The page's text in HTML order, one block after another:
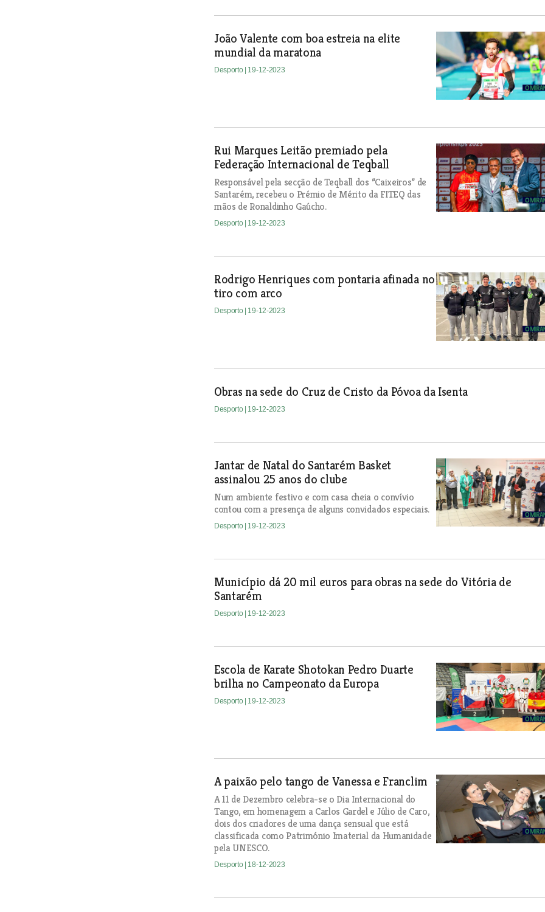
João Valente com boa estreia na elite
mundial da maratona
Desporto | 19-12-2023
Rui Marques Leitão premiado pela
Federação Internacional de Teqball
Responsável pela secção de Teqball dos “Caixeiros” de
Santarém, recebeu o Prémio de Mérito da FITEQ das
mãos de Ronaldinho Gaúcho.
Desporto | 19-12-2023
Rodrigo Henriques com pontaria afinada no
tiro com arco
Desporto | 19-12-2023
Obras na sede do Cruz de Cristo da Póvoa da Isenta
Desporto | 19-12-2023
Jantar de Natal do Santarém Basket
assinalou 25 anos do clube
Num ambiente festivo e com casa cheia o convívio
contou com a presença de alguns convidados especiais.
Desporto | 19-12-2023
Município dá 20 mil euros para obras na sede do Vitória de
Santarém
Desporto | 19-12-2023
Escola de Karate Shotokan Pedro Duarte
brilha no Campeonato da Europa
Desporto | 19-12-2023
A paixão pelo tango de Vanessa e Franclim
A 11 de Dezembro celebra-se o Dia Internacional do
Tango, em homenagem a Carlos Gardel e Júlio de Caro,
dois dos criadores de uma dança sensual que está
classificada como Património Imaterial da Humanidade
pela UNESCO.
Desporto | 18-12-2023